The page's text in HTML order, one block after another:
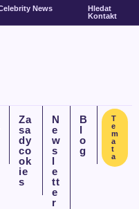
News
Hledat
Kontakt
Za
sa
dy
co
ok
ie
s
N
e
w
s
l
e
tt
e
r
B
l
o
g
T
e
m
a
t
a